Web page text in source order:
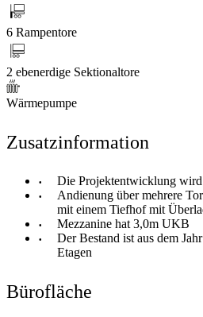
6 Rampentore
2 ebenerdige Sektionaltore
Wärmepumpe
Zusatzinformation
Die Projektentwicklung
Andienung über mehrere
mit einem Tiefhof mit
Mezzanine hat 3,0m UKB
Der Bestand ist aus dem
Etagen
Bürofläche